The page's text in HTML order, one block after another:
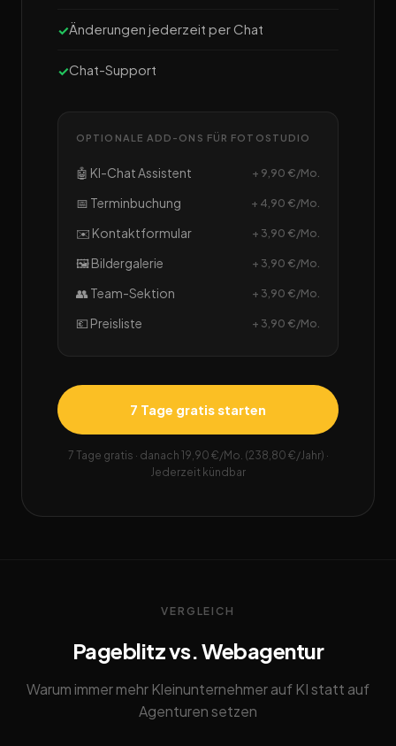
Änderungen jederzeit per Chat
Chat-Support
OPTIONALE ADD-ONS FÜR FOTOSTUDIO
🤖 KI-Chat Assistent + 9,90 €/Mo.
📅 Terminbuchung + 4,90 €/Mo.
✉️ Kontaktformular + 3,90 €/Mo.
🖼️ Bildergalerie + 3,90 €/Mo.
👥 Team-Sektion + 3,90 €/Mo.
💶 Preisliste + 3,90 €/Mo.
7 Tage gratis starten
7 Tage gratis · danach 19,90 €/Mo. (238,80 €/Jahr) ·
Jederzeit kündbar
VERGLEICH
Pageblitz vs. Webagentur
Warum immer mehr Kleinunternehmer auf KI statt auf
Agenturen setzen